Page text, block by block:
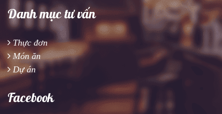
Danh mục tư vấn
Thực đơn
Món ăn
Dự án
Facebook